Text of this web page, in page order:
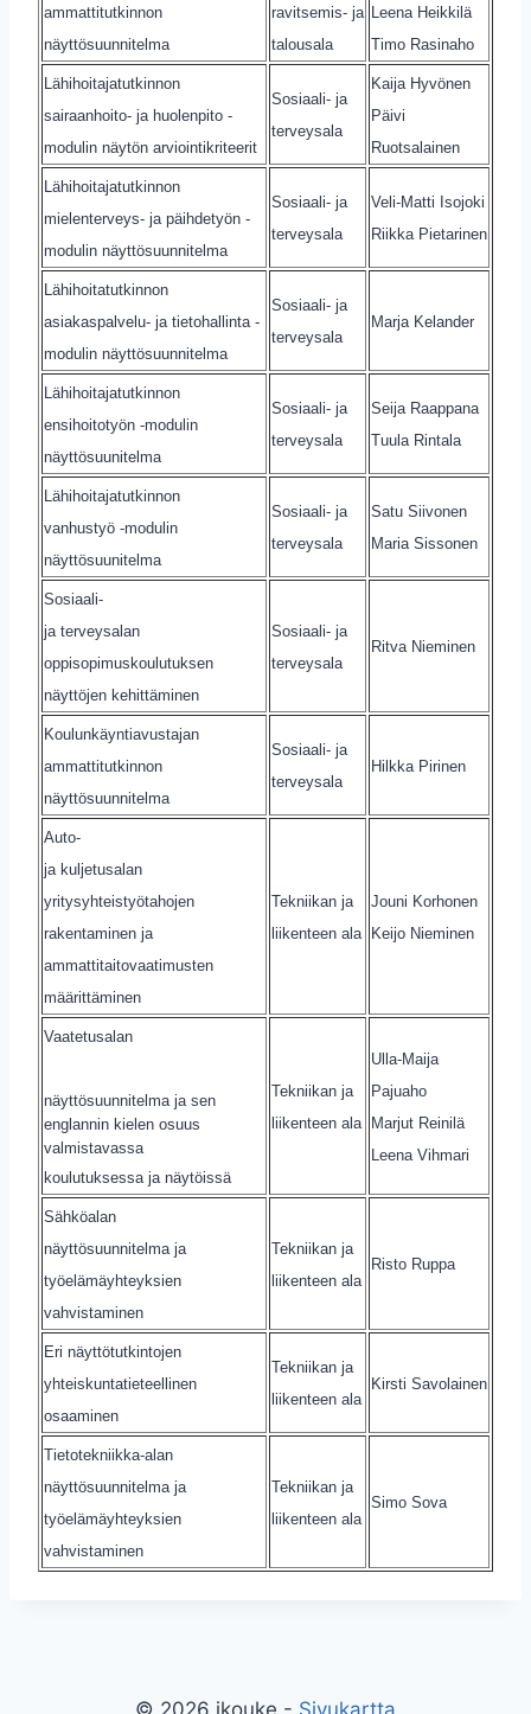
ammattitutkinnon
näyttösuunnitelma
ravitsemis- ja
talousala
Leena Heikkilä
Timo Rasinaho
Lähihoitajatutkinnon
sairaanhoito- ja huolenpito -
modulin näytön arviointikriteerit
Sosiaali- ja
terveysala
Kaija Hyvönen
Päivi
Ruotsalainen
Lähihoitajatutkinnon
mielenterveys- ja päihdetyön -
modulin näyttösuunnitelma
Sosiaali- ja
terveysala
Veli-Matti Isojoki
Riikka Pietarinen
Lähihoitatutkinnon
asiakaspalvelu- ja tietohallinta -
modulin näyttösuunnitelma
Sosiaali- ja
terveysala
Marja Kelander
Lähihoitajatutkinnon
ensihoitotyön -modulin
näyttösuunitelma
Sosiaali- ja
terveysala
Seija Raappana
Tuula Rintala
Lähihoitajatutkinnon
vanhustyö -modulin
näyttösuunitelma
Sosiaali- ja
terveysala
Satu Siivonen
Maria Sissonen
Sosiaali-
ja terveysalan
oppisopimuskoulutuksen
näyttöjen kehittäminen
Sosiaali- ja
terveysala
Ritva Nieminen
Koulunkäyntiavustajan
ammattitutkinnon
näyttösuunnitelma
Sosiaali- ja
terveysala
Hilkka Pirinen
Auto-
ja kuljetusalan
yritysyhteistyötahojen
rakentaminen ja
ammattitaitovaatimusten
määrittäminen
Tekniikan ja
liikenteen ala
Jouni Korhonen
Keijo Nieminen
Vaatetusalan
näyttösuunnitelma ja sen
englannin kielen osuus
valmistavassa
koulutuksessa ja näytöissä
Tekniikan ja
liikenteen ala
Ulla-Maija
Pajuaho
Marjut Reinilä
Leena Vihmari
Sähköalan
näyttösuunnitelma ja
työelämäyhteyksien
vahvistaminen
Tekniikan ja
liikenteen ala
Risto Ruppa
Eri näyttötutkintojen
yhteiskuntatieteellinen
osaaminen
Tekniikan ja
liikenteen ala
Kirsti Savolainen
Tietotekniikka-alan
näyttösuunnitelma ja
työelämäyhteyksien
vahvistaminen
Tekniikan ja
liikenteen ala
Simo Sova
© 2026 jkouke - Sivukartta